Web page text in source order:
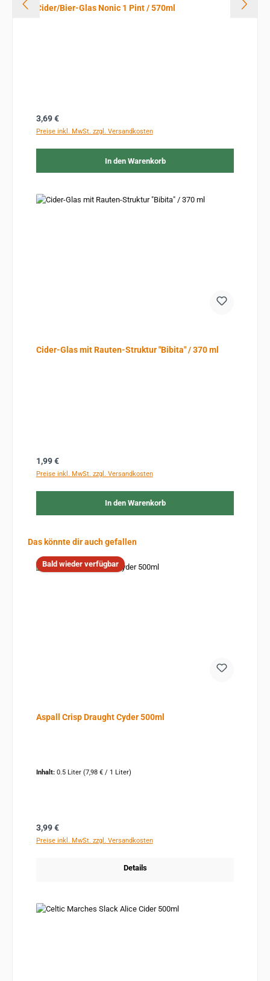
Cider/Bier-Glas Nonic 1 Pint / 570ml
Regulärer Preis:
3,69 €
Preise inkl. MwSt. zzgl. Versandkosten
In den Warenkorb
Cider-Glas mit Rauten-Struktur "Bibita" / 370 ml
Regulärer Preis:
1,99 €
Preise inkl. MwSt. zzgl. Versandkosten
In den Warenkorb
Produktgalerie überspringen
Das könnte dir auch gefallen
Bald wieder verfügbar
Aspall Crisp Draught Cyder 500ml
Inhalt: 0.5 Liter (7,98 € / 1 Liter)
Regulärer Preis:
3,99 €
Preise inkl. MwSt. zzgl. Versandkosten
Details